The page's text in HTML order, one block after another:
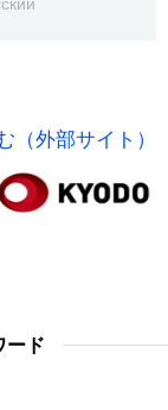
（外部サイト）
ード